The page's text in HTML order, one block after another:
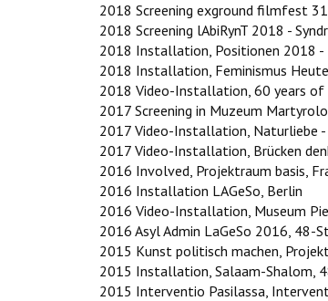
2018 Screening exground filmfest
2018 Screening lAbiRynT 2018 -
2018 Installation, Positionen 2018
2018 Installation, Feminismus
2018 Video-Installation, 60 years of
2017 Screening in Muzeum
2017 Video-Installation, Naturliebe -
2017 Video-Installation, Brücken
2016 Involved, Projektraum basis,
2016 Installation LAGeSo, Berlin
2016 Video-Installation, Museum
2016 Asyl Admin LaGeSo 2016, 48-
2015 Kunst politisch machen,
2015 Installation, Salaam-Shalom,
2015 Interventio Pasilassa,